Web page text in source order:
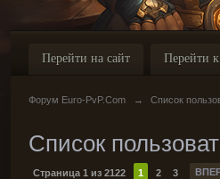
Перейти на сайт Перейти
Форум Euro-PvP.Com → Список
Список
Страница 1 из 2122 1 2 3